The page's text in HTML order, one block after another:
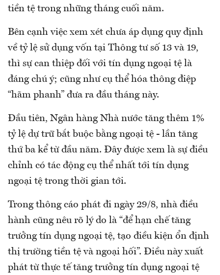
tiền tệ trong những tháng cuối năm.
Bên cạnh việc xem xét chưa áp dụng quy định
về tỷ lệ sử dụng vốn tại Thông tư số 13 và 19,
thì sự can thiệp đối với tín dụng ngoại tệ là
đáng chú ý; cũng như cụ thể hóa thông điệp
“hãm phanh” đưa ra đầu tháng này.
Đầu tiên, Ngân hàng Nhà nước tăng thêm 1%
tỷ lệ dự trữ bắt buộc bằng ngoại tệ - lần tăng
thứ ba kể từ đầu năm. Đây được xem là sự điều
chỉnh có tác động cụ thể nhất tới tín dụng
ngoại tệ trong thời gian tới.
Trong thông cáo phát đi ngày 29/8, nhà điều
hành cũng nêu rõ lý do là “để hạn chế tăng
trưởng tín dụng ngoại tệ, tạo điều kiện ổn định
thị trường tiền tệ và ngoại hối”. Điều này xuất
phát từ thực tế tăng trưởng tín dụng ngoại tệ